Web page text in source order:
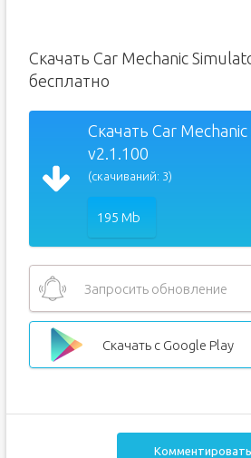
Скачать Car Mechanic
бесплатно
Скачать Car
v2.1.100
(скачиваний: 3)
195 Mb
Запросить обновление
Скачать с Google Play
Комментировать